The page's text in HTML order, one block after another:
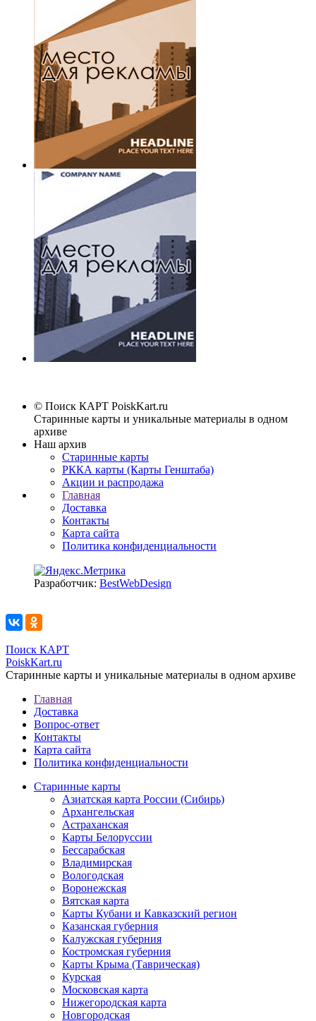
© Поиск КАРТ PoiskKart.ru
Старинные карты и уникальные материалы в одном
архиве
Наш архив
Старинные карты
РККА карты (Карты Генштаба)
Акции и распродажа
Главная
Доставка
Контакты
Карта сайта
Политика конфиденциальности
Разработчик: BestWebDesign
Поиск КАРТ
PoiskKart.ru
Старинные карты и уникальные материалы в одном архиве
Главная
Доставка
Вопрос-ответ
Контакты
Карта сайта
Политика конфиденциальности
Старинные карты
Азиатская карта России (Сибирь)
Архангельская
Астраханская
Карты Белоруссии
Бессарабская
Владимирская
Вологодская
Воронежская
Вятская карта
Карты Кубани и Кавказский регион
Казанская губерния
Калужская губерния
Костромская губерния
Карты Крыма (Таврическая)
Курская
Московская карта
Нижегородская карта
Новгородская